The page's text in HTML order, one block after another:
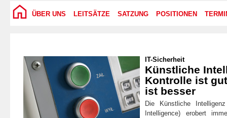
ÜBER UNS LEITSÄTZE SATZUNG POSITIONEN
IT-Sicherheit
Künstliche
Kontrolle ist
ist besser
Die Künstliche
Intelligence) erobert